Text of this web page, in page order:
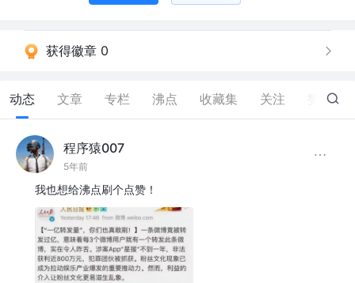
获得徽章 0
动态 文章 专栏 沸点 收藏集 关注 32
程序猿007
5年前
我也想给沸点刷个点赞！